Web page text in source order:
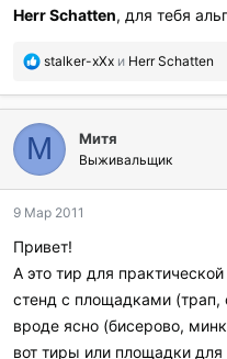
и
Herr Schatten, для тебя
П
б
а
г
о
а
и
л
и
stalker-xXx и Herr Schatten
М Митя
Выживальщик
9 Мар 2011
Привет!
А это тир для
стенд с площадками (трап,
вроде ясно (бисерово,
вот тиры или площадки